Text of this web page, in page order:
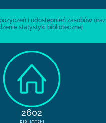
i udostępnień zasobów oraz
statystyki bibliotecznej
2602